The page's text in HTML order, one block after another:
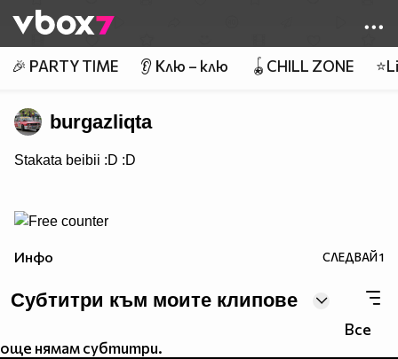
👾
🎉 PARTY TIME 👂 Клю – клю 🪀CHILL ZONE
burgazliqta
Stakata beibii :D :D
Инфо СЛЕДВАЙ1
Субтитри към моите клипове
Все
още нямам субтитри.